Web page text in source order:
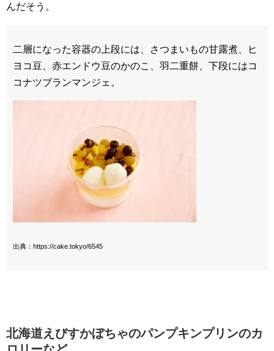
んだそう。
二層になった容器の上段には、さつまいもの甘露煮、ヒ
ヨコ豆、赤エンドウ豆のかのこ、羽二重餅、下段にはコ
コナツブランマンジェ。
出典：https://cake.tokyo/6545
北海道えびすかぼちゃのパンプキンプリンのカ